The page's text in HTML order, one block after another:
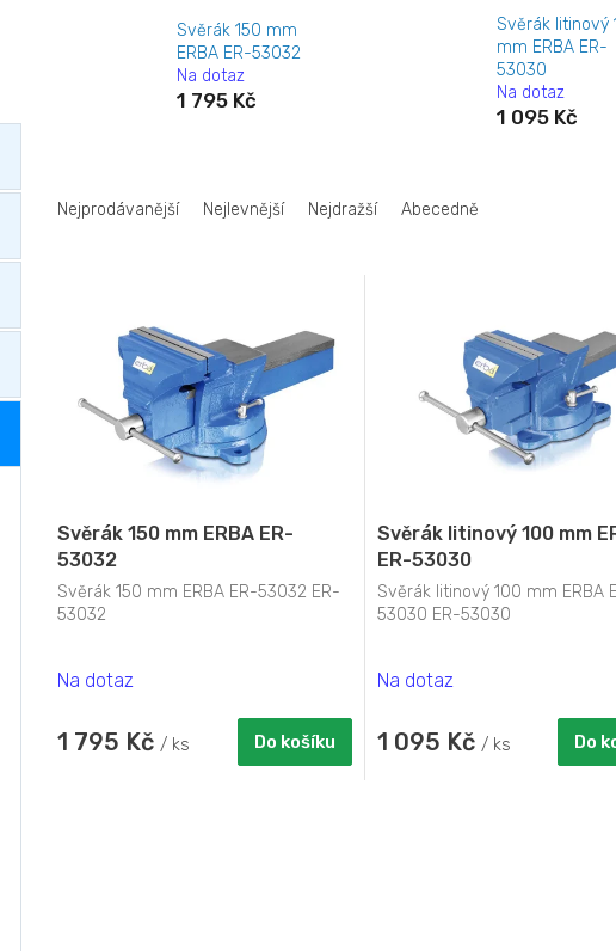
Svěrák 150 mm
ERBA ER-53032
Na dotaz
1 795 Kč
Svěrák litinový
mm ERBA ER-
53030
Na dotaz
1 095 Kč
Nejprodávanější Nejlevnější Nejdražší Abecedně
Svěrák 150 mm ERBA ER-
53032
Svěrák 150 mm ERBA ER-53032 ER-
53032
Na dotaz
1 795 Kč / ks Do košíku
Svěrák litinový 100 mm
ER-53030
Svěrák litinový 100 mm ERBA
53030 ER-53030
Na dotaz
1 095 Kč / ks Do